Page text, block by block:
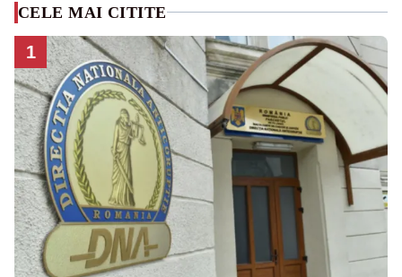
CELE MAI CITITE
1